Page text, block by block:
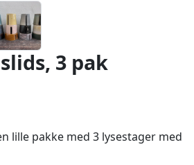
3 pak
lille pakke med 3 lysestager med